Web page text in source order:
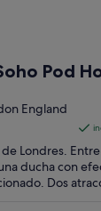
Pod
England
Londres. Entre
ducha con
Dos